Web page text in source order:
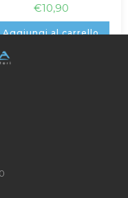
€10,90
Aggiungi al carrello